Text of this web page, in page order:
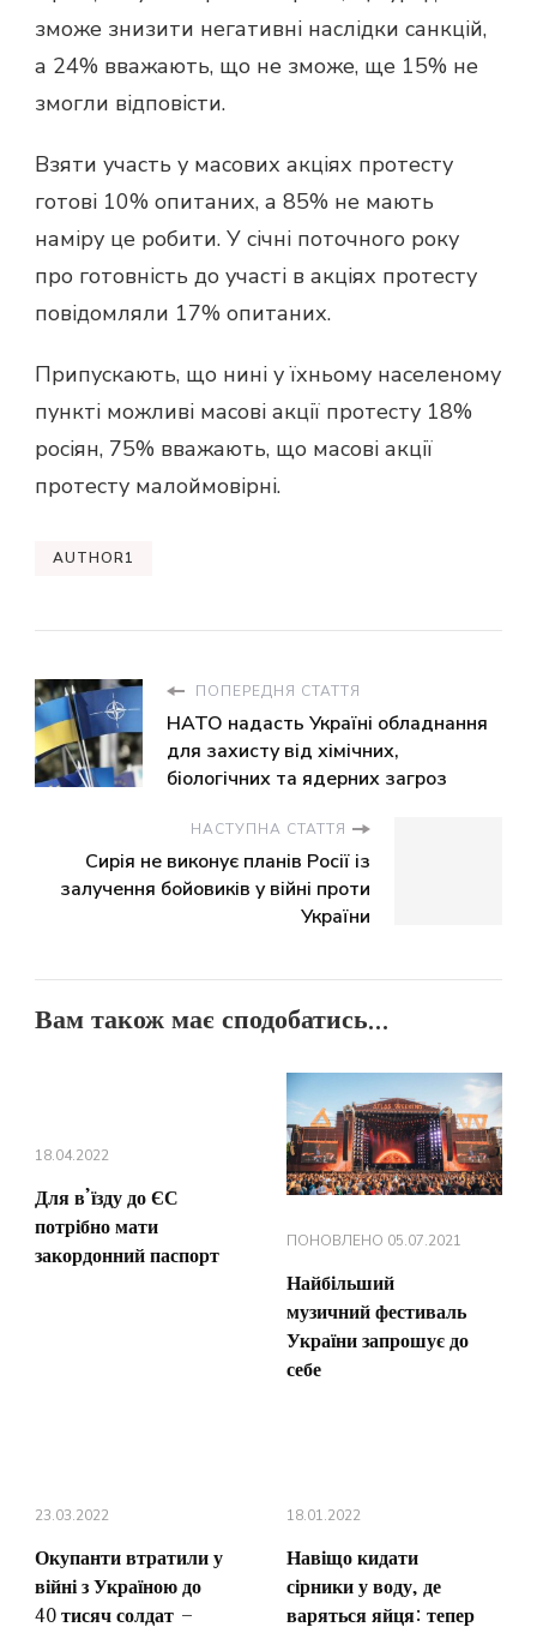
зможе знизити негативні наслідки санкцій,
а 24% вважають, що не зможе, ще 15% не
змогли відповісти.
Взяти участь у масових акціях протесту
готові 10% опитаних, а 85% не мають
наміру це робити. У січні поточного року
про готовність до участі в акціях протесту
повідомляли 17% опитаних.
Припускають, що нині у їхньому населеному
пункті можливі масові акції протесту 18%
росіян, 75% вважають, що масові акції
протесту малоймовірні.
AUTHOR1
ПОПЕРЕДНЯ СТАТТЯ
НАТО надасть Україні обладнання
для захисту від хімічних,
біологічних та ядерних загроз
НАСТУПНА СТАТТЯ
Сирія не виконує планів Росії із
залучення бойовиків у війні проти
України
Вам також має сподобатись...
18.04.2022
Для в’їзду до ЄС
потрібно мати
закордонний паспорт
ПОНОВЛЕНО 05.07.2021
Найбільший
музичний фестиваль
України запрошує до
себе
23.03.2022
Окупанти втратили у
війні з Україною до
40 тисяч солдат –
18.01.2022
Навіщо кидати
сірники у воду, де
варяться яйця: тепер